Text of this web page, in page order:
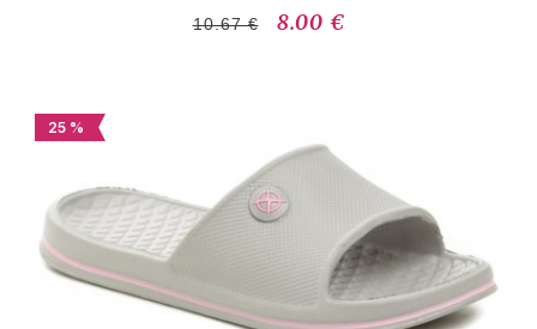
10.67 € 8.00 €
25 %